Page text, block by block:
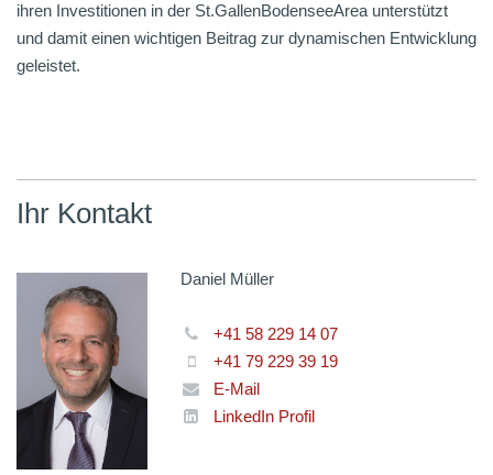
ihren Investitionen in der St.GallenBodenseeArea unterstützt
und damit einen wichtigen Beitrag zur dynamischen Entwicklung
geleistet.
Ihr Kontakt
Daniel Müller
+41 58 229 14 07
+41 79 229 39 19
E-Mail
LinkedIn Profil